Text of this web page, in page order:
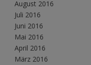
August 2016
Juli 2016
Juni 2016
Mai 2016
April 2016
März 2016